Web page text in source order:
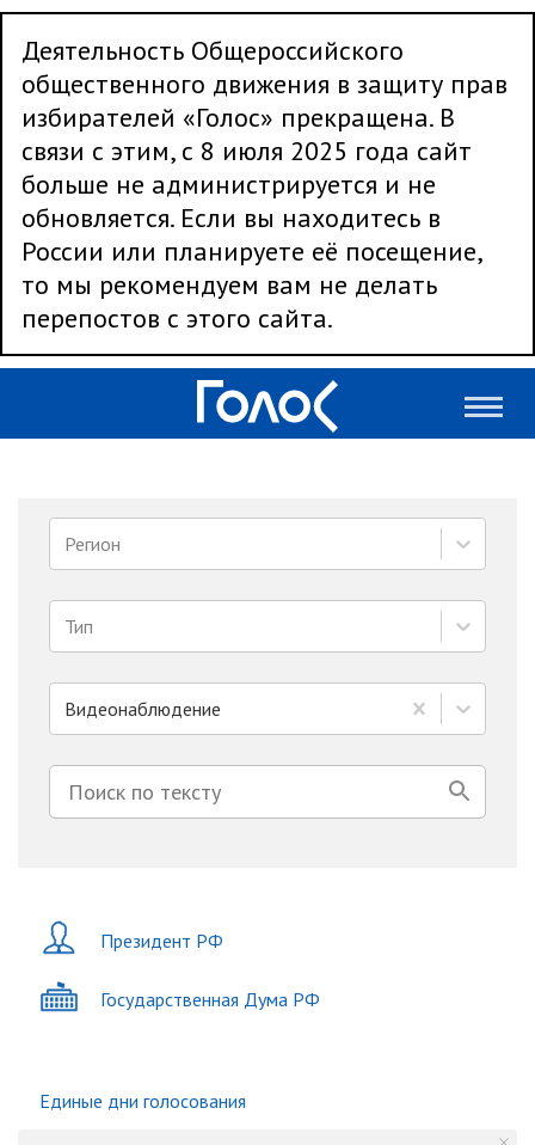
Деятельность Общероссийского
общественного движения в защиту прав
избирателей «Голос» прекращена. В
связи с этим, с 8 июля 2025 года сайт
больше не администрируется и не
обновляется. Если вы находитесь в
России или планируете её посещение,
то мы рекомендуем вам не делать
перепостов с этого сайта.
Регион
Тип
Видеонаблюдение
Президент РФ
Государственная Дума РФ
Единые дни голосования